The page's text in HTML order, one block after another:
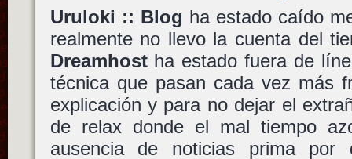
Uruloki :: Blog ha estado caído
realmente no llevo la cuenta del
Dreamhostha estado fuera de
técnica que pasan cada vez más
explicación y para no dejar el
de relax donde el mal tiempo
ausencia de noticias prima por